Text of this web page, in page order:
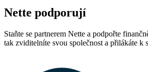
Nette podporují
Staňte se partnerem Nette a podpořte
tak zviditelníte svou společnost a přilákáte k